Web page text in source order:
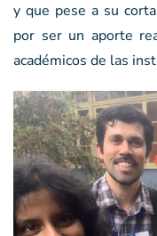
y que pese a su
por ser un aporte
académicos de las